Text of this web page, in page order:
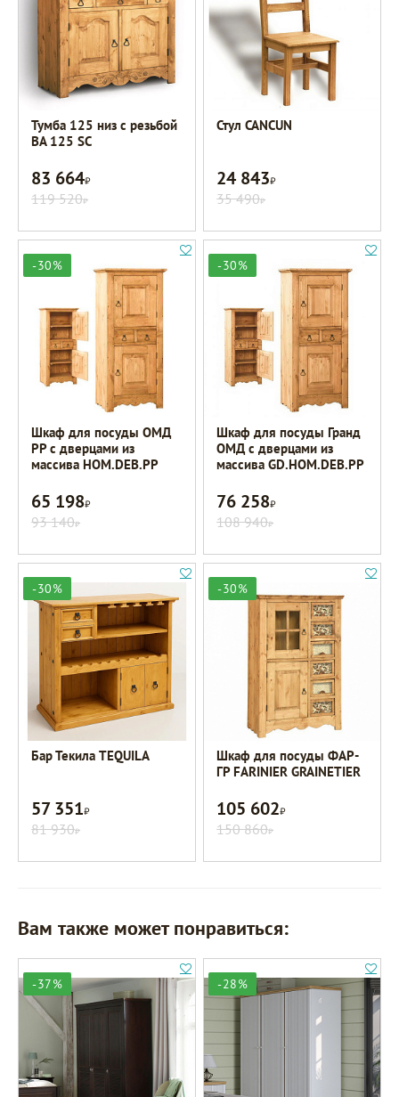
Тумба 125 низ с резьбой
BA 125 SC
83 664Р
119 520Р
Стул CANCUN
24 843Р
35 490Р
-30%
Шкаф для посуды ОМД
РР с дверцами из
массива HOM.DEB.PP
65 198Р
93 140Р
-30%
Шкаф для посуды Гранд
ОМД с дверцами из
массива GD.HOM.DEB.PP
76 258Р
108 940Р
-30%
Бар Текила TEQUILA
57 351Р
81 930Р
-30%
Шкаф для посуды ФАР-
ГР FARINIER GRAINETIER
105 602Р
150 860Р
Вам также может понравиться:
-37% -28%